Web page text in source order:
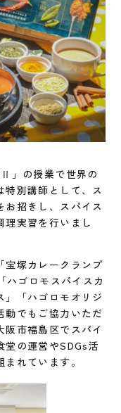
」の授業で世界の
別講師として、ス
招きし、スパイス
理実習を行いまし
宝塚カレークランプ
ハゴロモスパイスカ
」「ハゴロモオリジ
動でもご協力いただ
市福島区でスパイ
堂の運営やSDGs活
れています。